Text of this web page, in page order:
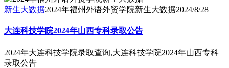
新生大数据2024年福州外语外贸学院新生大数据2024/8/28
大连科技学院2024年山西专科录取公告
2024年大连科技学院录取查询,大连科技学院2024年山西专科
录取公告